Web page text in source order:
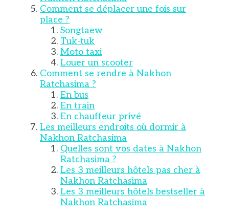
Comment se déplacer une fois sur
place ?
Songtaew
Tuk-tuk
Moto taxi
Louer un scooter
Comment se rendre à Nakhon
Ratchasima ?
En bus
En train
En chauffeur privé
Les meilleurs endroits où dormir à
Nakhon Ratchasima
Quelles sont vos dates à Nakhon
Ratchasima ?
Les 3 meilleurs hôtels pas cher à
Nakhon Ratchasima
Les 3 meilleurs hôtels bestseller à
Nakhon Ratchasima